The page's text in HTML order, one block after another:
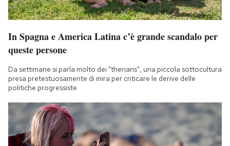
In Spagna e America Latina c’è grande scandalo per
queste persone
Da settimane si parla molto dei "therians", una piccola sottocultura
presa pretestuosamente di mira per criticare le derive delle
politiche progressiste